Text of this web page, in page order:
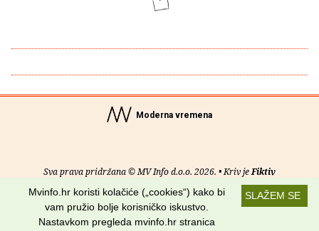
Moderna vremena
Sva prava pridržana © MV Info d.o.o. 2026. • Kriv jeFiktiv
Uvjeti korištenja RSS kanali
Potraži nas na:
SLAŽEM SE
Mvinfo.hr koristi kolačiće („cookies“) kako bi
vam pružio bolje korisničko iskustvo.
Nastavkom pregleda mvinfo.hr stranica